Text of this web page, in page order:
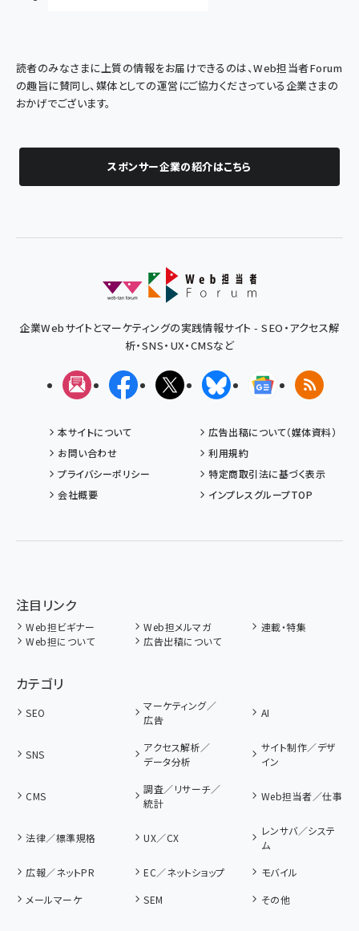
読者のみなさまに上質の情報をお届けできるのは、Web担当者Forum
の趣旨に賛同し、媒体としての運営にご協力くださっている企業さまの
おかげでございます。
スポンサー企業の紹介はこちら
企業Webサイトとマーケティングの実践情報サイト - SEO・アクセス解
析・SNS・UX・CMSなど
メルマガFacebookX(エックス)BlueskyGoogleニュ
RSS
本サイトについて
広告出稿について（媒体資料）
お問い合わせ
利用規約
プライバシーポリシー
特定商取引法に基づく表示
会社概要
インプレスグループTOP
注目リンク
Web担ビギナー Web担メルマガ
連載・特集
Web担について
広告出稿について
カテゴリ
SEO
マーケティング／
広告
AI
SNS
アクセス解析／
データ分析
サイト制作／デザ
イン
CMS
調査／リサーチ／
統計
Web担当者／仕事
法律／標準規格 UX／CX
レンサバ／システ
ム
広報／ネットPR
EC／ネットショップ
モバイル
メールマーケ
SEM その他